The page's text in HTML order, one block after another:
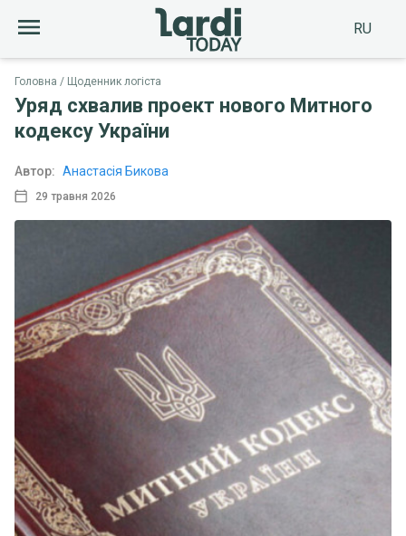
RU
Головна Щоденник логіста
Уряд схвалив проект нового Митного
кодексу України
29 травня 2026
Автор: Анастасія Бикова